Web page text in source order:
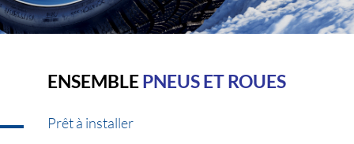
ENSEMBLEPNEUS ET ROUES
Prêt à installer